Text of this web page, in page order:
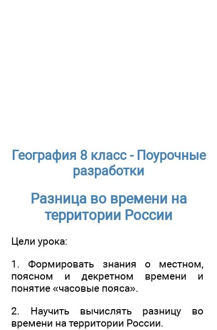
География 8 класс - Поурочные
разработки
Разница во времени на
территории России
Цели урока:
1. Формировать знания о местном,
поясном и декретном времени и
понятие «часовые пояса».
2. Научить вычислять разницу во
времени на территории России.